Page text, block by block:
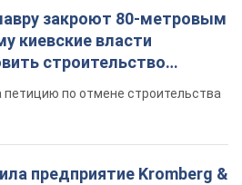
закроют 80-метровым
киевские власти
строительство
верующего"
петицию по отмене строительства
предприятие Kromberg &